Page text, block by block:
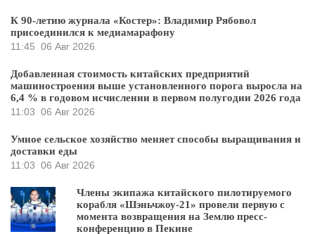
К 90-летию журнала «Костер»: Владимир Рябовол
присоединился к медиамарафону
11:45 06 Авг 2026
Добавленная стоимость китайских предприятий
машиностроения выше установленного порога выросла на
6,4 % в годовом исчислении в первом полугодии 2026 года
11:03 06 Авг 2026
Умное сельское хозяйство меняет способы выращивания и
доставки еды
11:03 06 Авг 2026
Члены экипажа китайского пилотируемого
корабля «Шэньчжоу-21» провели первую с
момента возвращения на Землю пресс-
конференцию в Пекине